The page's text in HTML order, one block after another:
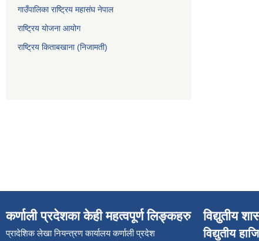
गाउँपालिका राष्ट्रिय महासंघ नेपाल
राष्ट्रिय योजना आयोग
राष्ट्रिय किताबखाना (निजामती)
कर्णाली प्रदेशका केही महत्वपूर्ण लिङ्कहरु
प्रादेशिक लेखा नियन्त्रण कार्यालय कर्णाली प्रदेश
विद्युतीय
विद्युतीय